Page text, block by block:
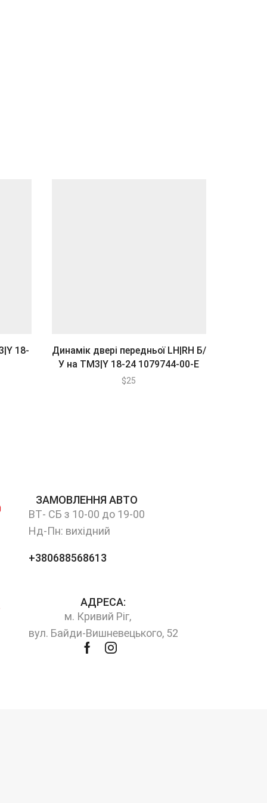
18-
Динамік двері передньої LH|RH Б/
У на ТМ3|Y 18-24 1079744-00-E
$25
ЗАМОВЛЕННЯ АВТО
ВТ- СБ з 10-00 до 19-00
Нд-Пн: вихідний
+380688568613
АДРЕСА:
м. Кривий Ріг,
вул. Байди-Вишневецького, 52
FacebookInstagram